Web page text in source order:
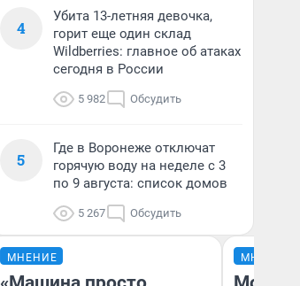
4
Убита 13-летняя девочка,
горит еще один склад
Wildberries: главное об атаках
сегодня в России
5 982 Обсудить
5
Где в Воронеже отключат
горячую воду на неделе с 3
по 9 августа: список домов
5 267 Обсудить
МНЕНИЕ МНЕНИЕ